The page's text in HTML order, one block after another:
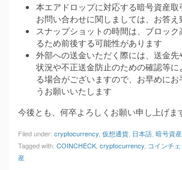
本エアドロップに対応する暗号資産
お問い合わせに関しましては、お答え
スナップショットの時間は、ブロッ
るため前後する可能性があります
外部への送金いただく際には、送金
状況や不正送金防止のための確認等
る場合がございますので、お早めにお
うお願いいたします
今後とも、何卒よろしくお願い申し上げま
Filed under: cryptocurrency 仮想通貨 日本語 暗号資産
Tagged with: COINCHECK cryptocurrency コインチェ
産